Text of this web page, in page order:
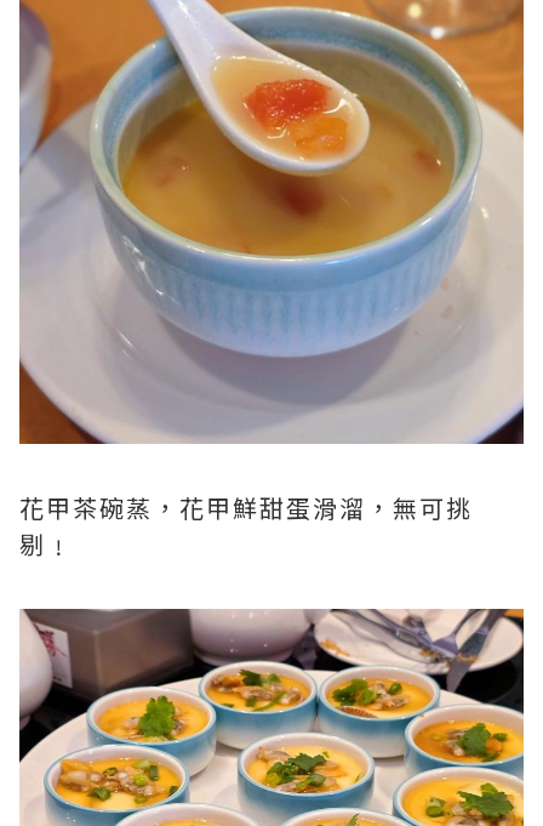
花甲茶碗蒸，花甲鮮甜蛋滑溜，無可挑
剔﹗